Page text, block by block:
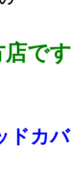
です
ドカバ